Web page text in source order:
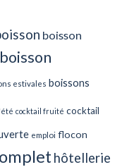
boisson
boisson
estivales boissons
cocktail fruité cocktail
emploi flocon
hôtellerie